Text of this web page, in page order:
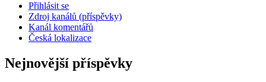
Přihlásit se
Zdroj kanálů (příspěvky)
Kanál komentářů
Česká lokalizace
Nejnovější příspěvky